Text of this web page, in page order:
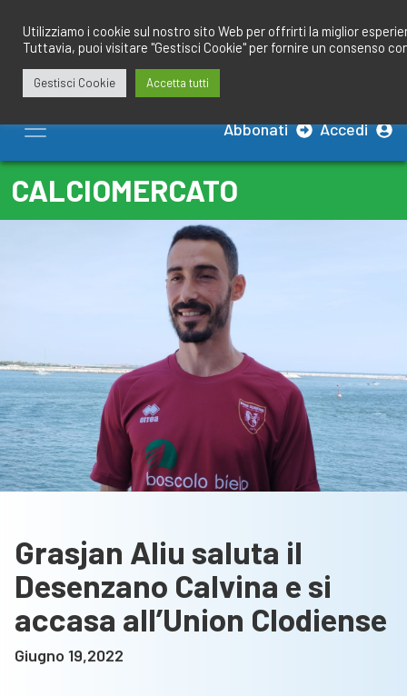
contenuto
Abbonati Accedi
CALCIOMERCATO
Grasjan Aliu saluta il
Desenzano Calvina e si
accasa all’Union Clodiense
Giugno 19,2022
Utilizziamo i cookie sul nostro sito Web per offrirti la miglior
Tuttavia, puoi visitare "Gestisci Cookie" per fornire un consenso
Gestisci Cookie Accetta tutti